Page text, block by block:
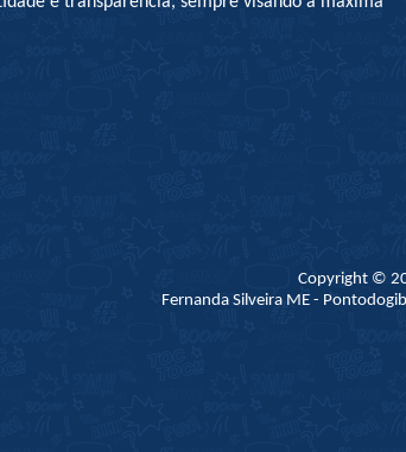
Copyright ©
Fernanda Silveira ME -